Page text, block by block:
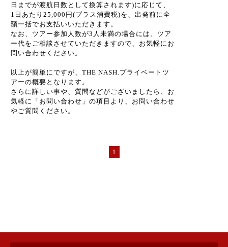
日までが渡航日数として換算されます)に応じて、
1日あたり25,000円(プラス消費税)を、出発前に全
額一括でお支払いいただきます。
なお、ツアー参加人数が3人未満の場合には、ツア
ー代をご相談させていただきますので、お気軽にお
問い合わせください。
以上が簡単にですが、THE NASH.プライベートツ
アーの概要となります。
さらに詳しい事や、質問などがございましたら、お
気軽に「お問い合わせ」の項目より、お問い合わせ
やご質問ください。
1